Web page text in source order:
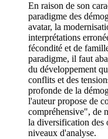
En raison de son
paradigme des
avatar, la
interprétations
fécondité et de
paradigme, il faut
du développement
conflits et des
profonde de la
l'auteur propose de
compréhensive", de
la diversification des
niveaux d'analyse.